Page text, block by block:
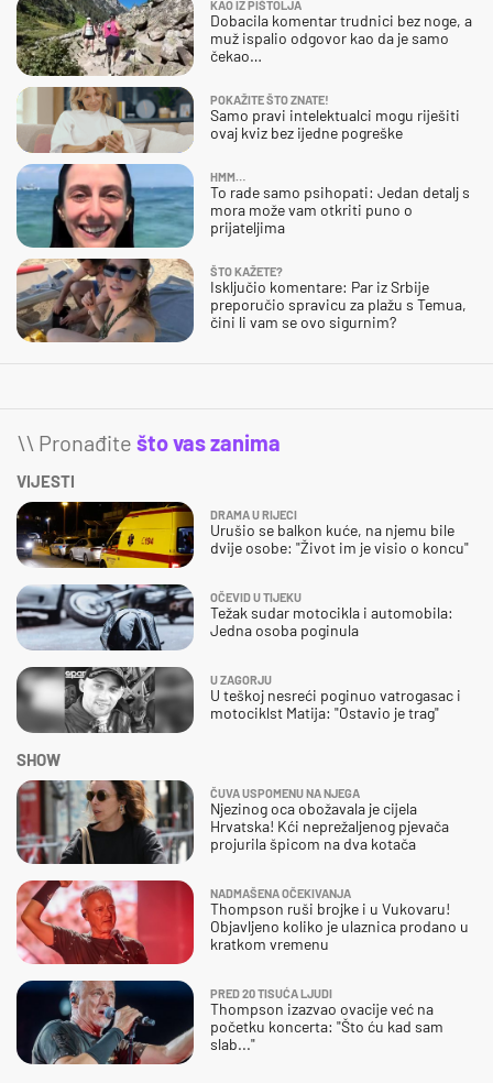
KAO IZ PIŠTOLJA
Dobacila komentar trudnici bez noge, a
muž ispalio odgovor kao da je samo
čekao…
POKAŽITE ŠTO ZNATE!
Samo pravi intelektualci mogu riješiti
ovaj kviz bez ijedne pogreške
HMM…
To rade samo psihopati: Jedan detalj s
mora može vam otkriti puno o
prijateljima
ŠTO KAŽETE?
Isključio komentare: Par iz Srbije
preporučio spravicu za plažu s Temua,
čini li vam se ovo sigurnim?
\\ Pronađite što vas zanima
VIJESTI
DRAMA U RIJECI
Urušio se balkon kuće, na njemu bile
dvije osobe: "Život im je visio o koncu"
OČEVID U TIJEKU
Težak sudar motocikla i automobila:
Jedna osoba poginula
U ZAGORJU
U teškoj nesreći poginuo vatrogasac i
motociklst Matija: "Ostavio je trag"
SHOW
ČUVA USPOMENU NA NJEGA
Njezinog oca obožavala je cijela
Hrvatska! Kći neprežaljenog pjevača
projurila špicom na dva kotača
NADMAŠENA OČEKIVANJA
Thompson ruši brojke i u Vukovaru!
Objavljeno koliko je ulaznica prodano u
kratkom vremenu
PRED 20 TISUĆA LJUDI
Thompson izazvao ovacije već na
početku koncerta: "Što ću kad sam
slab..."